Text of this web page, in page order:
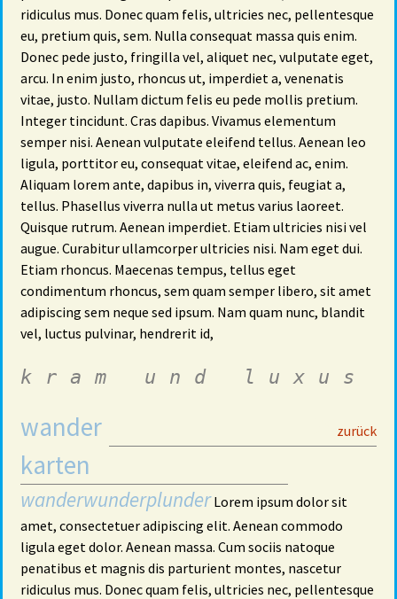
ridiculus mus. Donec quam felis, ultricies nec, pellentesque
eu, pretium quis, sem. Nulla consequat massa quis enim.
Donec pede justo, fringilla vel, aliquet nec, vulputate eget,
arcu. In enim justo, rhoncus ut, imperdiet a, venenatis
vitae, justo. Nullam dictum felis eu pede mollis pretium.
Integer tincidunt. Cras dapibus. Vivamus elementum
semper nisi. Aenean vulputate eleifend tellus. Aenean leo
ligula, porttitor eu, consequat vitae, eleifend ac, enim.
Aliquam lorem ante, dapibus in, viverra quis, feugiat a,
tellus. Phasellus viverra nulla ut metus varius laoreet.
Quisque rutrum. Aenean imperdiet. Etiam ultricies nisi vel
augue. Curabitur ullamcorper ultricies nisi. Nam eget dui.
Etiam rhoncus. Maecenas tempus, tellus eget
condimentum rhoncus, sem quam semper libero, sit amet
adipiscing sem neque sed ipsum. Nam quam nunc, blandit
vel, luctus pulvinar, hendrerit id,
kram und luxus
zurück
wander
karten
wanderwunderplunderLorem ipsum dolor sit
amet, consectetuer adipiscing elit. Aenean commodo
ligula eget dolor. Aenean massa. Cum sociis natoque
penatibus et magnis dis parturient montes, nascetur
ridiculus mus. Donec quam felis, ultricies nec, pellentesque